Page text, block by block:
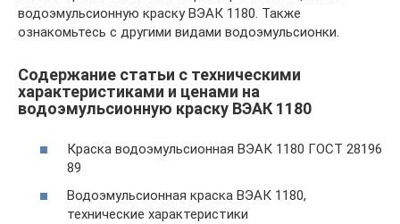
водоэмульсионную краску ВЭАК 1180. Также
ознакомьтесь с другими видами водоэмульсионки.
Содержание статьи с техническими
характеристиками и ценами на
водоэмульсионную краску ВЭАК 1180
Краска водоэмульсионная ВЭАК 1180 ГОСТ 28196
89
Водоэмульсионная краска ВЭАК 1180,
технические характеристики